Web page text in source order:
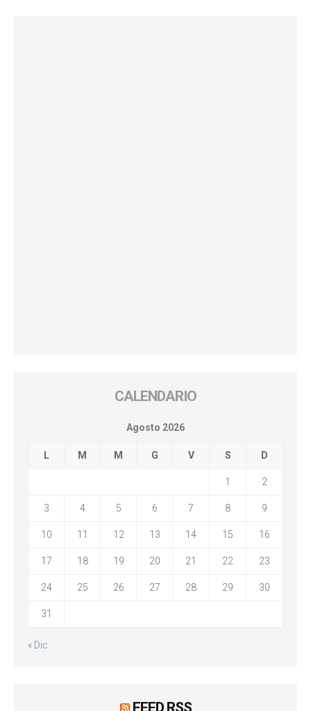
CALENDARIO
Agosto 2026
L M M G V S D
1 2
3 4 5 6 7 8 9
10 11 12 13 14 15 16
17 18 19 20 21 22 23
24 25 26 27 28 29 30
31
« Dic
FEED RSS